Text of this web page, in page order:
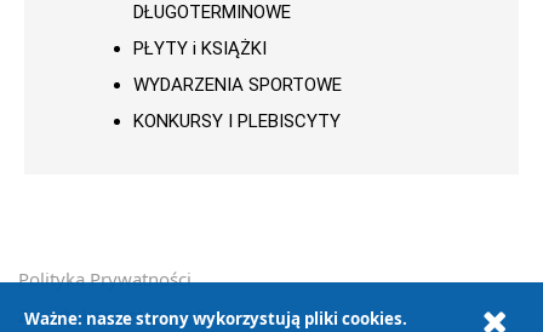
DŁUGOTERMINOWE
PŁYTY i KSIĄŻKI
WYDARZENIA SPORTOWE
KONKURSY I PLEBISCYTY
Polityka Prywatności
Zasady korzystania z Serwisu
Ważne: nasze strony wykorzystują pliki cookies.